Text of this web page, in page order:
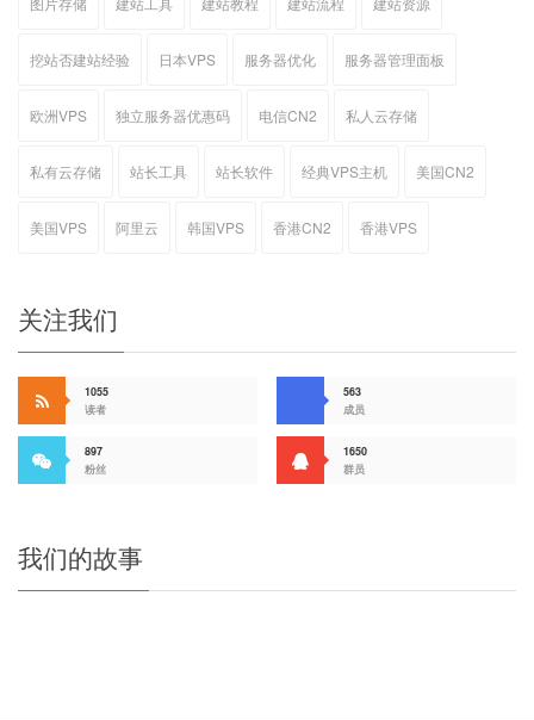
挖站否建站经验 日本VPS 服务器优化 服务器管理面板
欧洲VPS 独立服务器优惠码 电信CN2 私人云存储
私有云存储 站长工具 站长软件 经典VPS主机 美国CN2
美国VPS 阿里云 韩国VPS 香港CN2 香港VPS
关注我们
1055
读者
563
成员
897
粉丝
1650
群员
我们的故事